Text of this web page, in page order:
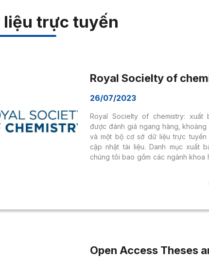
liệu trực tuyến
Royal Socielty of
26/07/2023
Royal Socielty of chemistry:
được đánh giá ngang hàng, khoảng
và một bộ cơ sở dữ liệu trực
cập nhật tài liệu. Danh mục xuất
chúng tôi bao gồm các ngành khoa
sinh, năng lượng và môi trường, kỹ
học và vật lý. – Tìm kiếm nhanh:
kiếm....
Open Access Theses